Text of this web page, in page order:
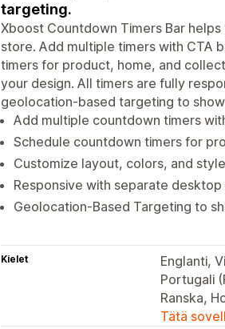
targeting.
Xboost Countdown Timers Bar
store. Add multiple timers with CTA
timers for product, home, and
your design. All timers are fully
geolocation-based targeting to
Add multiple countdown timers
Schedule countdown timers for
Customize layout, colors, and
Responsive with separate
Geolocation-Based Targeting to
Kielet
Englanti,
Portugali
Ranska,
Tätä